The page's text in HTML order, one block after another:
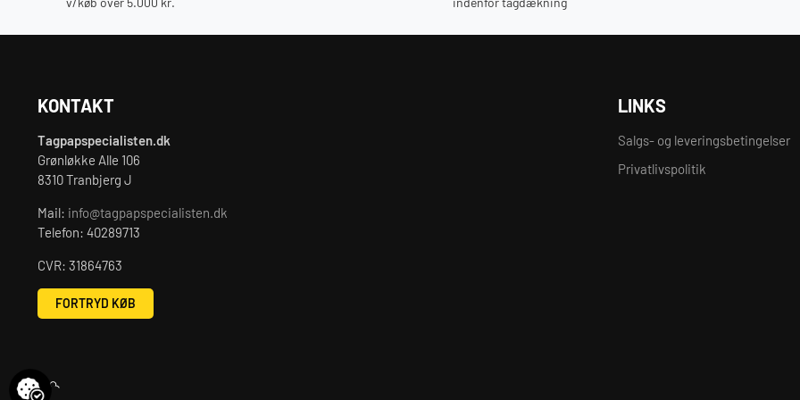
KONTAKT
Tagpapspecialisten.dk
Grønløkke Alle 106
8310 Tranbjerg J
Mail: info@tagpapspecialisten.dk
Telefon: 40289713
CVR: 31864763
FORTRYD KØB
LINKS
Salgs- og leveringsbetingelser
Privatlivspolitik